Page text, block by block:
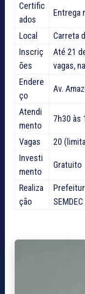
Certific
ados
Entrega
Local
Carreta
Inscriç
ões
Até 21
vagas,
Endere
ço
Av.
Atendi
mento
7h30 às
Vagas
20
Investi
mento
Gratuito
Realiza
ção